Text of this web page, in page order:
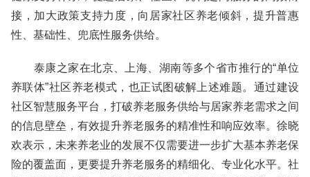
接，加大政策支持力度，向居家社区养老倾斜，提升普惠
性、基础性、兜底性服务供给。
泰康之家在北京、上海、湖南等多个省市推行的“单位
养联体”社区养老模式，也正试图破解上述难题。通过建设
社区智慧服务平台，打破养老服务供给与居家养老需求之间
的信息壁垒，有效提升养老服务的精准性和响应效率。徐晓
欢表示，未来养老业的发展不仅需要进一步扩大基本养老保
险的覆盖面，更要提升养老服务的精细化、专业化水平。社